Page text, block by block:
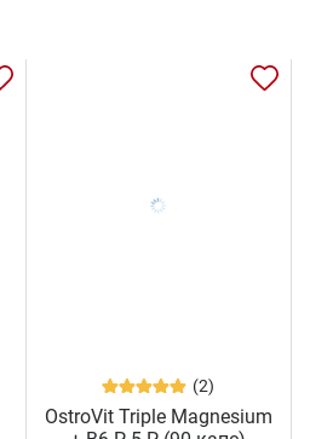
(2)
OstroVit Triple Magnesium